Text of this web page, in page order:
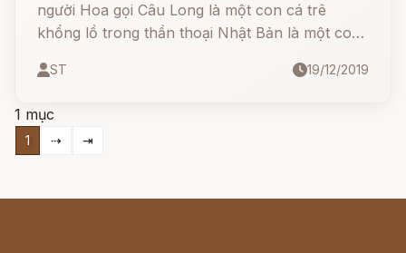
người Hoa gọi Câu Long là một con cá trê
khổng lồ trong thần thoại Nhật Bản là một con
hòn đảo Nhật Bản.
ST 19/12/2019
1 mục
1 ⇢ ⇥